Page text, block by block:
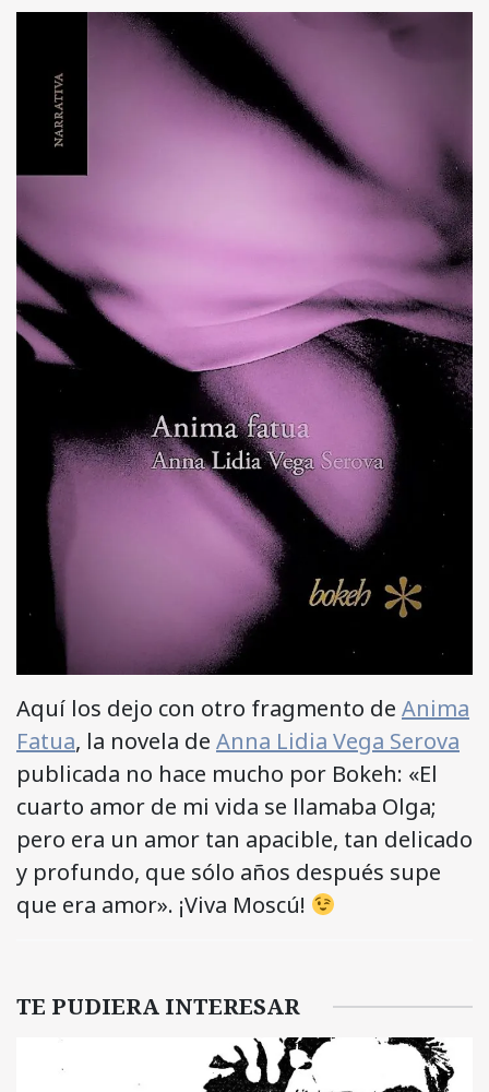
Aquí los dejo con otro fragmento de Anima
Fatua, la novela de Anna Lidia Vega Serova
publicada no hace mucho por Bokeh: «El
cuarto amor de mi vida se llamaba Olga;
pero era un amor tan apacible, tan delicado
y profundo, que sólo años después supe
que era amor». ¡Viva Moscú!
TE PUDIERA INTERESAR